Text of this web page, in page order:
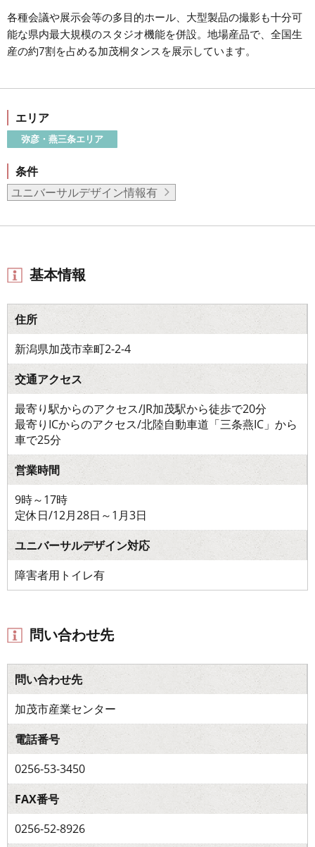
各種会議や展示会等の多目的ホール、大型製品の撮影も十分可
能な県内最大規模のスタジオ機能を併設。地場産品で、全国生
産の約7割を占める加茂桐タンスを展示しています。
エリア
弥彦・燕三条エリア
条件
ユニバーサルデザイン情報有
基本情報
住所
新潟県加茂市幸町2-2-4
交通アクセス
最寄り駅からのアクセス/JR加茂駅から徒歩で20分
最寄りICからのアクセス/北陸自動車道「三条燕IC」から
車で25分
営業時間
9時～17時
定休日/12月28日～1月3日
ユニバーサルデザイン対応
障害者用トイレ有
問い合わせ先
問い合わせ先
加茂市産業センター
電話番号
0256-53-3450
FAX番号
0256-52-8926